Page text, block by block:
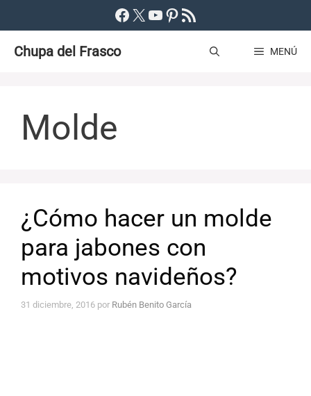
al
contenido
Facebook
X YouTube
Pinterest
Feed RSS
Chupa del Frasco MENÚ
Molde
¿Cómo hacer un molde
para jabones con
motivos navideños?
31 diciembre, 2016 por Rubén Benito García